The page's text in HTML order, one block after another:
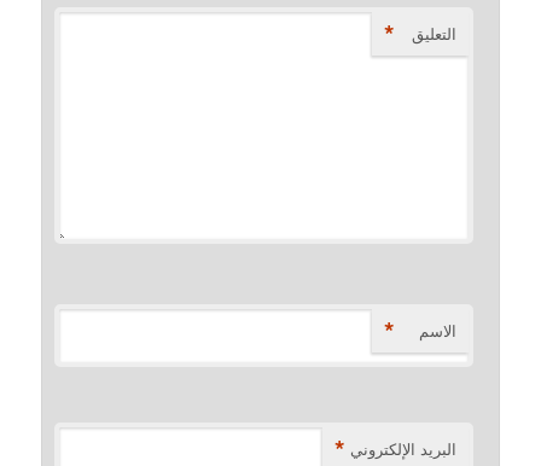
التعليق *
الاسم *
البريد الإلكتروني *